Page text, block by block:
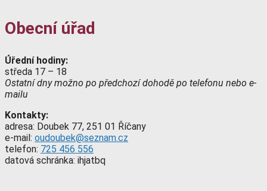
Obecní úřad
Úřední hodiny:
středa 17 – 18
Ostatní dny možno po předchozí dohodě po telefonu nebo e-
mailu
Kontakty:
adresa: Doubek 77, 251 01 Říčany
e-mail: oudoubek@seznam.cz
telefon: 725 456 556
datová schránka: ihjatbq